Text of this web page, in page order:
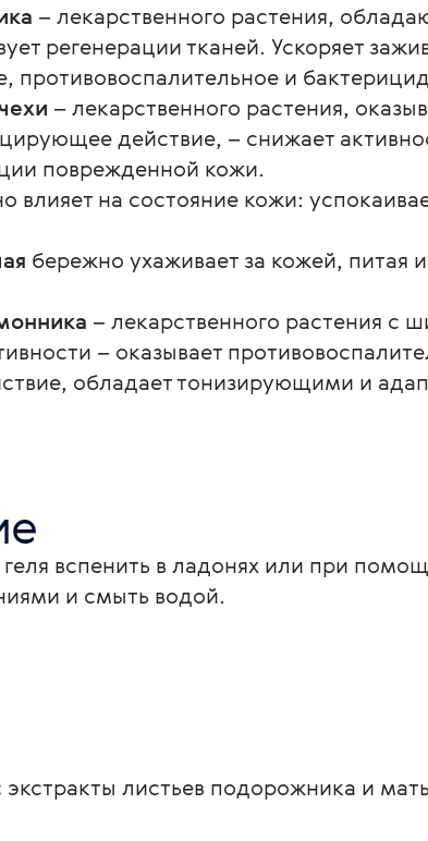
– лекарственного растения,
регенерации тканей. Ускоряет
противовоспалительное и
– лекарственного растения,
действие, – снижает
поврежденной кожи.
влияет на состояние кожи:
бережно ухаживает за кожей, питая
– лекарственного растения с
– оказывает
обладает тонизирующими и
вспенить в ладонях или при
и смыть водой.
экстракты листьев подорожника и